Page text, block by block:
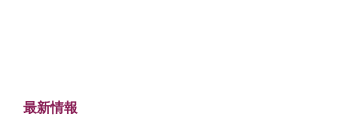
最新情報